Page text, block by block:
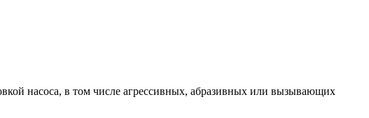
насоса, в том числе агрессивных, абразивных или вызывающих